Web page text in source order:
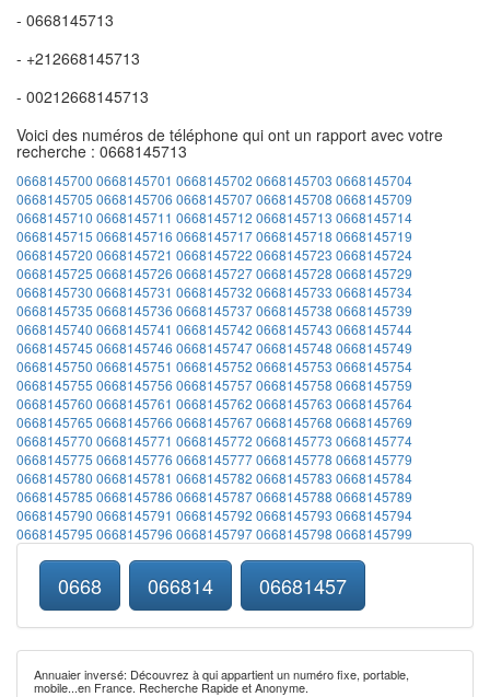
- 0668145713
- +212668145713
- 00212668145713
Voici des numéros de téléphone qui ont un rapport avec votre
recherche : 0668145713
0668145700 0668145701 0668145702 0668145703 0668145704
0668145705 0668145706 06681457070668145708 0668145709
0668145710 0668145711 0668145712 0668145713 0668145714
0668145715 0668145716 06681457170668145718 0668145719
0668145720 0668145721 0668145722 0668145723 0668145724
0668145725 0668145726 06681457270668145728 0668145729
0668145730 0668145731 0668145732 0668145733 0668145734
0668145735 0668145736 06681457370668145738 0668145739
0668145740 0668145741 0668145742 0668145743 0668145744
0668145745 0668145746 06681457470668145748 0668145749
0668145750 0668145751 0668145752 0668145753 0668145754
0668145755 0668145756 06681457570668145758 0668145759
0668145760 0668145761 0668145762 0668145763 0668145764
0668145765 0668145766 06681457670668145768 0668145769
0668145770 0668145771 0668145772 0668145773 0668145774
0668145775 0668145776 06681457770668145778 0668145779
0668145780 0668145781 0668145782 0668145783 0668145784
0668145785 0668145786 06681457870668145788 0668145789
0668145790 0668145791 0668145792 0668145793 0668145794
0668145795 0668145796 06681457970668145798 0668145799
0668 066814 06681457
Annuaier inversé: Découvrez à qui appartient un numéro fixe, portable,
mobile...en France. Recherche Rapide et Anonyme.